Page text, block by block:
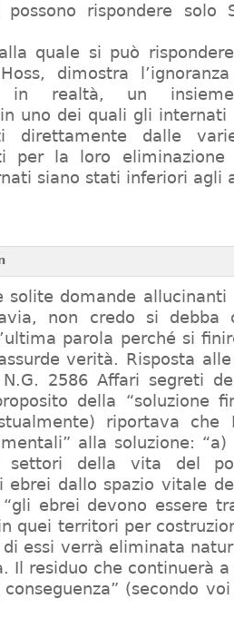
rispondere solo
quale si può
dimostra
in realtà, un
uno dei quali gli
direttamente dalle
per la loro eliminazione
siano stati inferiori agli
solite domande
non credo si debba
parola perché si
verità. Risposta
2586 Affari segreti
della “soluzione
riportava che
alla soluzione:
della vita del
ebrei dallo spazio vitale
ebrei devono essere
quei territori per
essi verrà eliminata
Il residuo che continuerà
(secondo